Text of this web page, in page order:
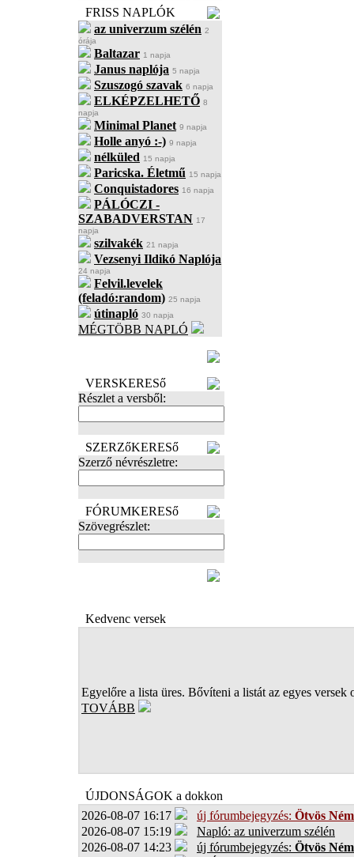
FRISS NAPLÓK
az univerzum szélén 2
órája
Baltazar 1 napja
Janus naplója 5 napja
Szuszogó szavak 6 napja
ELKÉPZELHETŐ 8
napja
Minimal Planet 9 napja
Holle anyó :-) 9 napja
nélküled 15 napja
Paricska. Életmű 15 napja
Conquistadores 16 napja
PÁLÓCZI -
SZABADVERSTAN 17
napja
szilvakék 21 napja
Vezsenyi Ildikó Naplója
24 napja
Felvil.levelek
(feladó:random) 25 napja
útinapló 30 napja
MÉGTÖBB NAPLÓ
VERSKERESő
Részlet a versből:
SZERZőKERESő
Szerző névrészletre:
FÓRUMKERESő
Szövegrészlet:
Kedvenc versek
Egyelőre a lista üres. Bővíteni a listát az egyes versek
TOVÁBB
ÚJDONSÁGOK a dokkon
2026-08-07 16:17
új fórumbejegyzés: Ötvös
2026-08-07 15:19
Napló: az univerzum szélén
2026-08-07 14:23
új fórumbejegyzés: Ötvös